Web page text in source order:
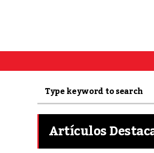
Artículos